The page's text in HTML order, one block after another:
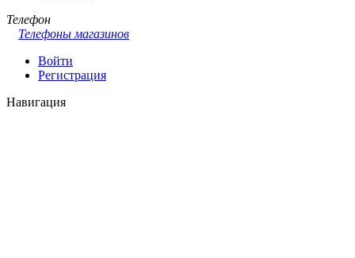
Телефон
Телефоны магазинов
Войти
Регистрация
Навигация